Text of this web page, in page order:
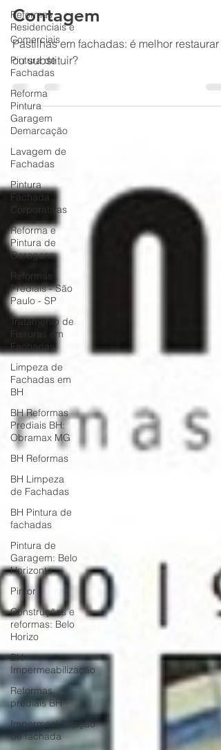
Reformas
Residenciais e
Comerciais
Pintura de
Fachadas
Reforma
Pintura
Garagem
Demarcação
Lavagem de
Fachadas
Pintura
Fachada
Corporativas
Reforma e
Pintura de
Garagens
Reformas
Prediais - São
Paulo - SP
Tratamento de
Fissuras em
Fachadas
Limpeza de
Fachadas em
BH
BH Reformas
Prediais BH:
Obramax MG
BH Reformas
BH Limpeza
de Fachadas
BH Pintura de
fachadas
Pintura de
Garagem: Belo
Horizonte
Pintor
Construções e
reformas: Belo
Horizo
BH
Impermeabilização
Reformas
prediais BH
Impermeabilização
de fachada
Belo Horizonte e
Contagem
Pastilhas em fachadas: é melhor restaurar
ou substituir?